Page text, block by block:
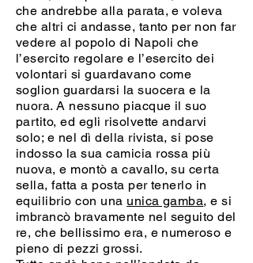
che andrebbe alla parata, e voleva
che altri ci andasse, tanto per non far
vedere al popolo di Napoli che
l’esercito regolare e l’esercito dei
volontari si guardavano come
soglion guardarsi la suocera e la
nuora. A nessuno piacque il suo
partito, ed egli risolvette andarvi
solo; e nel dì della rivista, si pose
indosso la sua camicia rossa più
nuova, e montò a cavallo, su certa
sella, fatta a posta per tenerlo in
equilibrio con una unica gamba, e si
imbrancò bravamente nel seguito del
re, che bellissimo era, e numeroso e
pieno di pezzi grossi.